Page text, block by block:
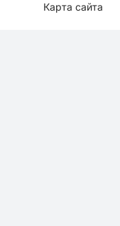
Карта сайта